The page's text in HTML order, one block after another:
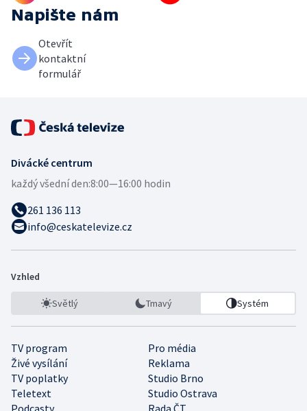
Napište nám
Otevřít
kontaktní
formulář
Divácké centrum
každý všední den:8:00—16:00 hodin
261 136 113
info@ceskatelevize.cz
Vzhled
Světlý Tmavý Systém
TV program
Pro média
Živé vysílání
Reklama
TV poplatky
Studio Brno
Teletext
Studio Ostrava